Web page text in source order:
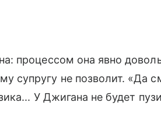
процессом она явно
супругу не позволит. «Да
У Джигана не будет